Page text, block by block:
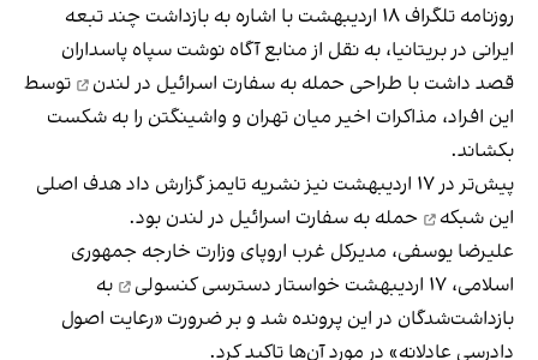
روزنامه تلگراف ۱۸ اردیبهشت با اشاره به بازداشت چند تبعه
ایرانی در بریتانیا، به نقل از منابع آگاه نوشت سپاه پاسداران
قصد داشت با طراحی حمله به سفارت اسرائیل در لندن
توسط
این افراد، مذاکرات اخیر میان تهران و واشینگتن را به شکست
بکشاند.
پیش‌تر در ۱۷ اردیبهشت نیز نشریه تایمز گزارش داد
هدف اصلی
این شبکه
حمله به سفارت اسرائیل در لندن بود.
علیرضا یوسفی، مدیرکل غرب اروپای وزارت خارجه جمهوری
اسلامی، ۱۷ اردیبهشت خواستار
دسترسی کنسولی
به
بازداشت‌شدگان در این پرونده شد و بر ضرورت «رعایت اصول
دادرسی عادلانه» در مورد آن‌ها تاکید کرد.